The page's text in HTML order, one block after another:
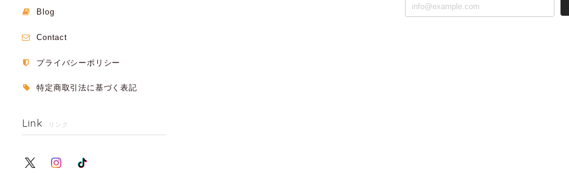
Blog
Contact
プライバシーポリシー
特定商取引法に基づく表記
Link リンク